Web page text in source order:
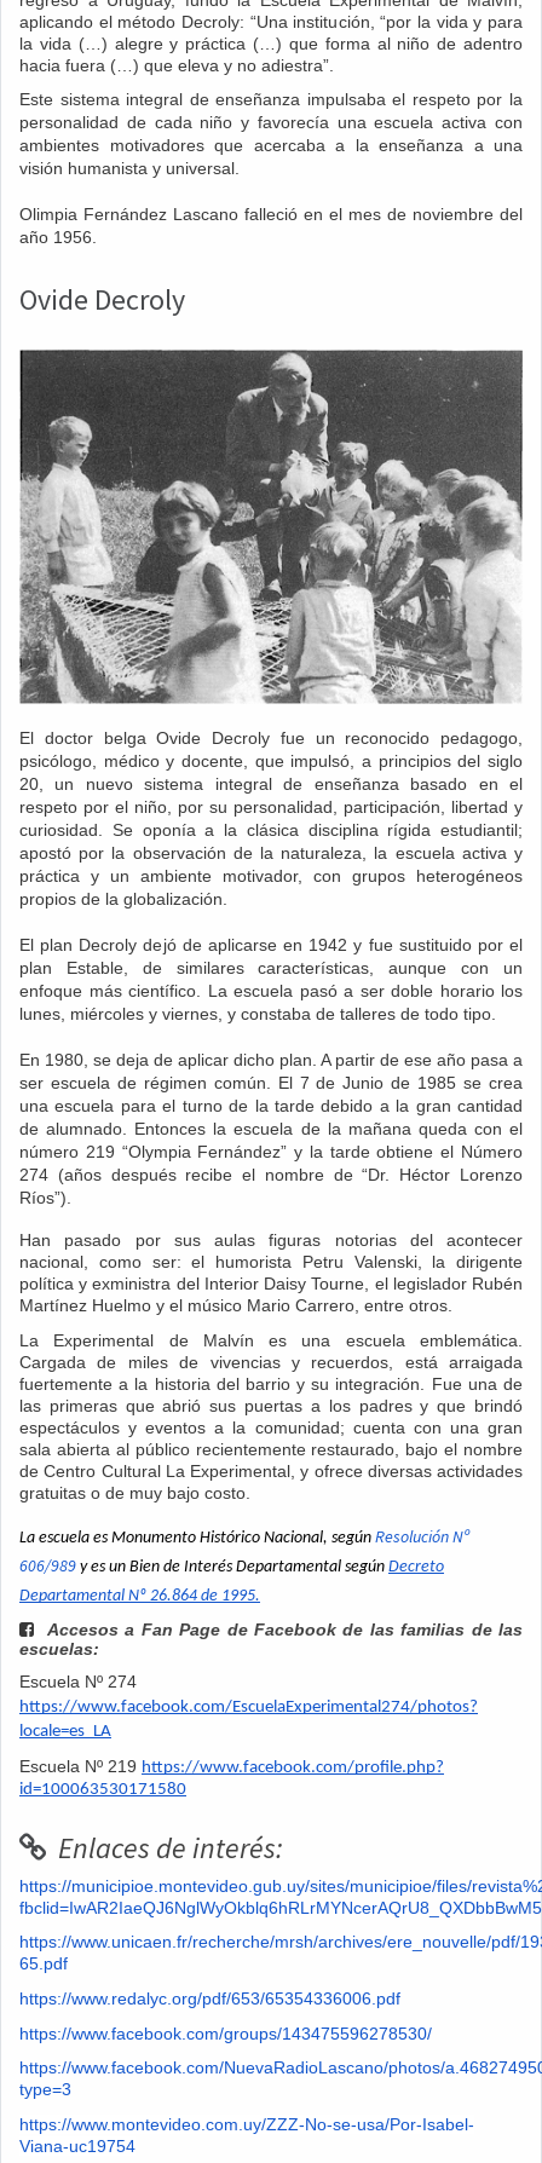
aplicando el método Decroly: “Una institución, “por la vida y para
la vida (…) alegre y práctica (…) que forma al niño de adentro
hacia fuera (…) que eleva y no adiestra”.
Este sistema integral de enseñanza impulsaba el respeto por la
personalidad de cada niño y favorecía una escuela activa con
ambientes motivadores que acercaba a la enseñanza a una
visión humanista y universal.
Olimpia Fernández Lascano falleció en el mes de noviembre del
año 1956.
Ovide Decroly
El doctor belga Ovide Decroly fue un reconocido pedagogo,
psicólogo, médico y docente, que impulsó, a principios del siglo
20, un nuevo sistema integral de enseñanza basado en el
respeto por el niño, por su personalidad, participación, libertad y
curiosidad. Se oponía a la clásica disciplina rígida estudiantil;
apostó por la observación de la naturaleza, la escuela activa y
práctica y un ambiente motivador, con grupos heterogéneos
propios de la globalización.
El plan Decroly dejó de aplicarse en 1942 y fue sustituido por el
plan Estable, de similares características, aunque con un
enfoque más científico. La escuela pasó a ser doble horario los
lunes, miércoles y viernes, y constaba de talleres de todo tipo.
En 1980, se deja de aplicar dicho plan. A partir de ese año pasa a
ser escuela de régimen común. El 7 de Junio de 1985 se crea
una escuela para el turno de la tarde debido a la gran cantidad
de alumnado. Entonces la escuela de la mañana queda con el
número 219 “Olympia Fernández” y la tarde obtiene el Número
274 (años después recibe el nombre de “Dr. Héctor Lorenzo
Ríos”).
Han pasado por sus aulas figuras notorias del acontecer
nacional, como ser: el humorista Petru Valenski, la dirigente
política y exministra del Interior Daisy Tourne, el legislador Rubén
Martínez Huelmo y el músico Mario Carrero, entre otros.
La Experimental de Malvín es una escuela emblemática.
Cargada de miles de vivencias y recuerdos, está arraigada
fuertemente a la historia del barrio y su integración. Fue una de
las primeras que abrió sus puertas a los padres y que brindó
espectáculos y eventos a la comunidad; cuenta con una gran
sala abierta al público recientemente restaurado, bajo el nombre
de Centro Cultural La Experimental, y ofrece diversas actividades
gratuitas o de muy bajo costo.
La escuela es Monumento Histórico Nacional, según Resolución Nº
606/989 y es un Bien de Interés Departamental según Decreto
Departamental Nº 26.864 de 1995.
Accesos a Fan Page de Facebook de las familias de las
escuelas:
Escuela Nº 274
https://www.facebook.com/EscuelaExperimental274/photos?
locale=es_LA
Escuela Nº 219 https://www.facebook.com/profile.php?
id=100063530171580
Enlaces de interés:
https://municipioe.montevideo.gub.uy/sites/municipioe/files/
https://www.unicaen.fr/recherche/mrsh/archives/ere_nouvelle/pdf/
65.pdf
https://www.redalyc.org/pdf/653/65354336006.pdf
https://www.facebook.com/groups/143475596278530/
https://www.facebook.com/NuevaRadioLascano/photos/
type=3
https://www.montevideo.com.uy/ZZZ-No-se-usa/Por-Isabel-
Viana-uc19754